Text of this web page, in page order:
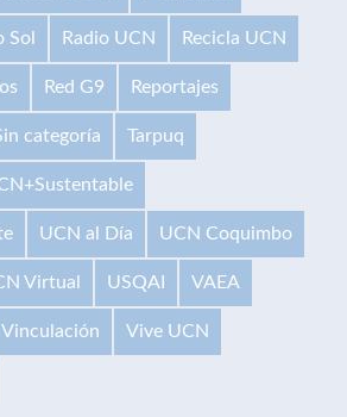
Sol Radio UCN Recicla UCN
Red G9 Reportajes
categoría Tarpuq
UCN al Día UCN Coquimbo
Virtual USQAI VAEA
Vinculación Vive UCN